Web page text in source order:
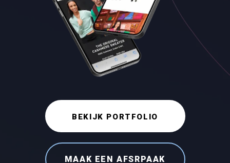
BEKIJK PORTFOLIO
MAAK EEN AFSRPAAK